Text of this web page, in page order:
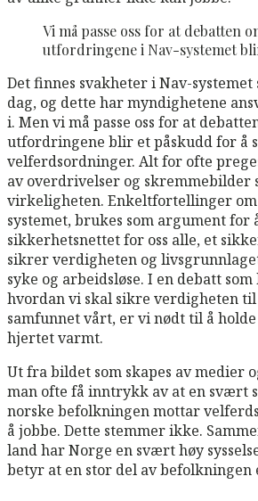
Vi må passe oss for at debatten
utfordringene i Nav-systemet
Det finnes svakheter i Nav-
dag, og dette har myndighetene
i. Men vi må passe oss for at
utfordringene blir et påskudd for å
velferdsordninger. Alt for ofte
av overdrivelser og skremmebilder
virkeligheten. Enkeltfortellinger
systemet, brukes som argument for
sikkerhetsnettet for oss alle, et
sikrer verdigheten og
syke og arbeidsløse. I en debatt
hvordan vi skal sikre verdigheten til
samfunnet vårt, er vi nødt til å
hjertet varmt.
Ut fra bildet som skapes av medier
man ofte få inntrykk av at en svært
norske befolkningen mottar
å jobbe. Dette stemmer ikke.
land har Norge en svært høy
betyr at en stor del av befolkningen